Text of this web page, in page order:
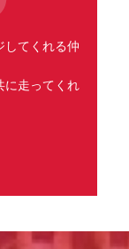
してくれる仲
に走ってくれ